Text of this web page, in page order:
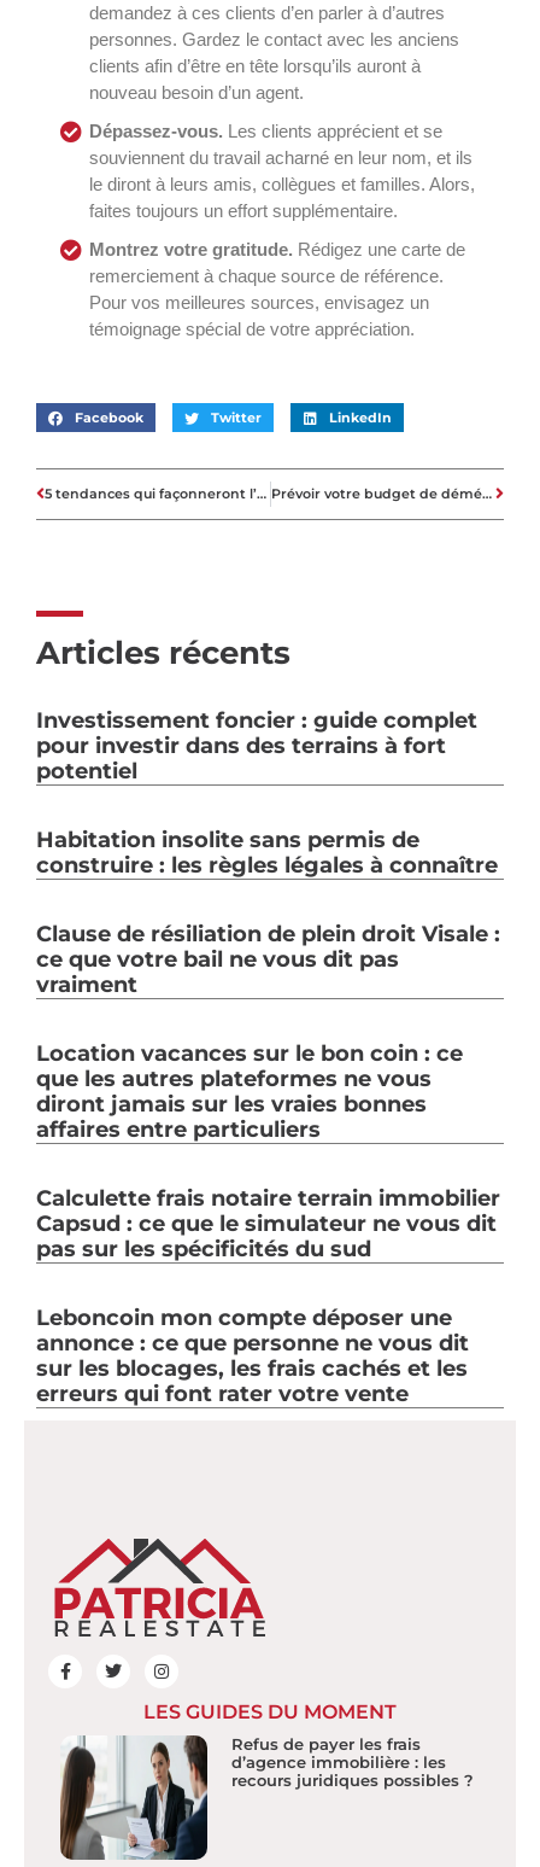
demandez à ces clients d’en parler à d’autres
personnes. Gardez le contact avec les anciens
clients afin d’être en tête lorsqu’ils auront à
nouveau besoin d’un agent.
Dépassez-vous. Les clients apprécient et se
souviennent du travail acharné en leur nom, et ils
le diront à leurs amis, collègues et familles. Alors,
faites toujours un effort supplémentaire.
Montrez votre gratitude. Rédigez une carte de
remerciement à chaque source de référence.
Pour vos meilleures sources, envisagez un
témoignage spécial de votre appréciation.
Facebook Twitter LinkedIn
5 tendances qui façonneront l’immobilier en France Prévoir votre budget de déménagement
Articles récents
Investissement foncier : guide complet
pour investir dans des terrains à fort
potentiel
Habitation insolite sans permis de
construire : les règles légales à connaître
Clause de résiliation de plein droit Visale :
ce que votre bail ne vous dit pas
vraiment
Location vacances sur le bon coin : ce
que les autres plateformes ne vous
diront jamais sur les vraies bonnes
affaires entre particuliers
Calculette frais notaire terrain immobilier
Capsud : ce que le simulateur ne vous dit
pas sur les spécificités du sud
Leboncoin mon compte déposer une
annonce : ce que personne ne vous dit
sur les blocages, les frais cachés et les
erreurs qui font rater votre vente
LES GUIDES DU MOMENT
Refus de payer les frais
d’agence immobilière : les
recours juridiques possibles ?